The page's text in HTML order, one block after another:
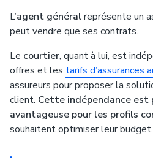
L’agent généralreprésente un
peut vendre que ses contrats.
Le courtier, quant à lui, est
offres et les tarifs d’assurances
assureurs pour proposer la
client. Cette indépendance
avantageuse pour les profils
souhaitent optimiser leur budget.